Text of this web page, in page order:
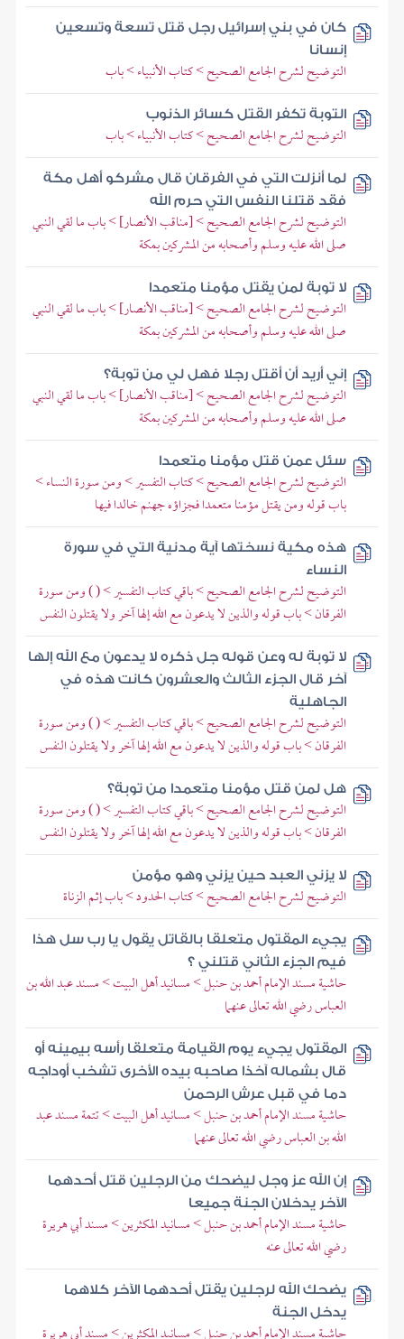
كان في بني إسرائيل رجل قتل تسعة وتسعين
إنسانا
التوضيح لشرح الجامع الصحيح > كتاب الأنبياء > باب
التوبة تكفر القتل كسائر الذنوب
التوضيح لشرح الجامع الصحيح > كتاب الأنبياء > باب
لما أنزلت التي في الفرقان قال مشركو أهل مكة
فقد قتلنا النفس التي حرم الله
التوضيح لشرح الجامع الصحيح > [مناقب الأنصار] > باب ما لقي النبي
صلى الله عليه وسلم وأصحابه من المشركين بمكة
لا توبة لمن يقتل مؤمنا متعمدا
التوضيح لشرح الجامع الصحيح > [مناقب الأنصار] > باب ما لقي النبي
صلى الله عليه وسلم وأصحابه من المشركين بمكة
إني أريد أن أقتل رجلا فهل لي من توبة؟
التوضيح لشرح الجامع الصحيح > [مناقب الأنصار] > باب ما لقي النبي
صلى الله عليه وسلم وأصحابه من المشركين بمكة
سئل عمن قتل مؤمنا متعمدا
التوضيح لشرح الجامع الصحيح > كتاب التفسير > ومن سورة النساء >
باب قوله ومن يقتل مؤمنا متعمدا فجزاؤه جهنم خالدا فيها
هذه مكية نسختها آية مدنية التي في سورة
النساء
التوضيح لشرح الجامع الصحيح > باقي كتاب التفسير > ( ) ومن سورة
الفرقان > باب قوله والذين لا يدعون مع الله إلها آخر ولا يقتلون النفس
لا توبة له وعن قوله جل ذكره لا يدعون مع الله إلها
آخر قال الجزء الثالث والعشرون كانت هذه في
الجاهلية
التوضيح لشرح الجامع الصحيح > باقي كتاب التفسير > ( ) ومن سورة
الفرقان > باب قوله والذين لا يدعون مع الله إلها آخر ولا يقتلون النفس
هل لمن قتل مؤمنا متعمدا من توبة؟
التوضيح لشرح الجامع الصحيح > باقي كتاب التفسير > ( ) ومن سورة
الفرقان > باب قوله والذين لا يدعون مع الله إلها آخر ولا يقتلون النفس
لا يزني العبد حين يزني وهو مؤمن
التوضيح لشرح الجامع الصحيح > كتاب الحدود > باب إثم الزناة
يجيء المقتول متعلقا بالقاتل يقول يا رب سل هذا
فيم الجزء الثاني قتلني ؟
حاشية مسند الإمام أحمد بن حنبل > مسانيد أهل البيت > مسند عبد الله بن
العباس رضي الله تعالى عنهما
المقتول يجيء يوم القيامة متعلقا رأسه بيمينه أو
قال بشماله آخذا صاحبه بيده الأخرى تشخب أوداجه
دما في قبل عرش الرحمن
حاشية مسند الإمام أحمد بن حنبل > مسانيد أهل البيت > تتمة مسند عبد
الله بن العباس رضي الله تعالى عنهما
إن الله عز وجل ليضحك من الرجلين قتل أحدهما
الآخر يدخلان الجنة جميعا
حاشية مسند الإمام أحمد بن حنبل > مسانيد المكثرين > مسند أبي هريرة
رضي الله تعالى عنه
يضحك الله لرجلين يقتل أحدهما الآخر كلاهما
يدخل الجنة